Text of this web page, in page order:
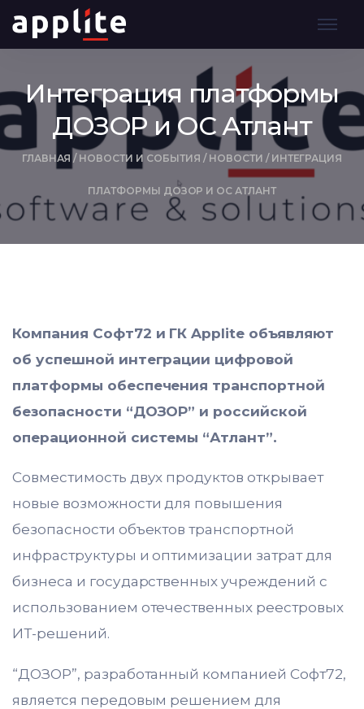
Интеграция платформы
ДОЗОР и ОС Атлант
ГЛАВНАЯ / НОВОСТИ И СОБЫТИЯ / НОВОСТИ /ИНТЕГРАЦИЯ
ПЛАТФОРМЫ ДОЗОР И ОС АТЛАНТ
Компания Софт72 и ГК Applite объявляют
об успешной интеграции цифровой
платформы обеспечения транспортной
безопасности “ДОЗОР” и российской
операционной системы “Атлант”.
Совместимость двух продуктов открывает
новые возможности для повышения
безопасности объектов транспортной
инфраструктуры и оптимизации затрат для
бизнеса и государственных учреждений с
использованием отечественных реестровых
ИТ-решений.
“ДОЗОР”, разработанный компанией Софт72,
является передовым решением для